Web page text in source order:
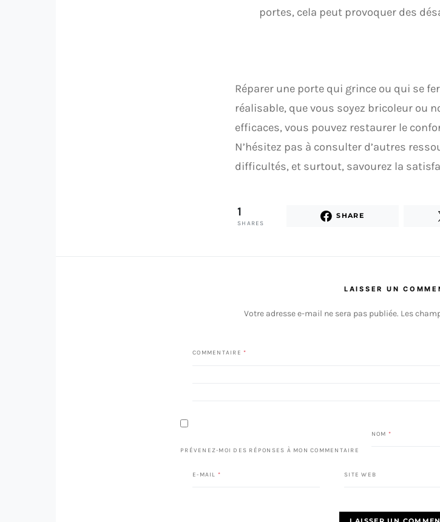
portes, cela peut provoquer des
Réparer une porte qui grince ou qui se
réalisable, que vous soyez bricoleur ou
efficaces, vous pouvez restaurer le
N’hésitez pas à consulter d’autres
difficultés, et surtout, savourez la
1
SHARES
SHARE
LAISSER UN
Votre adresse e-mail ne sera pas publiée. Les
COMMENTAIRE *
PRÉVENEZ-MOI DES RÉPONSES À MON COMMENTAIRE
NOM *
E-MAIL * SITE WEB